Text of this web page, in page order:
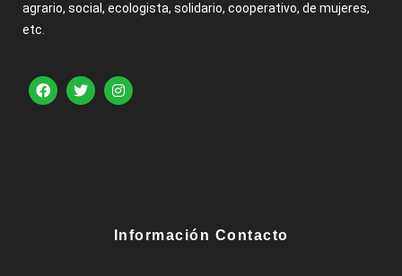
agrario, social, ecologista, solidario, cooperativo, de mujeres,
etc.
Información Contacto